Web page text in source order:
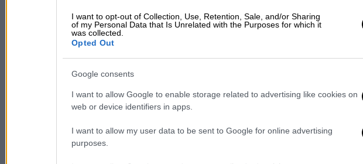
I want to opt-out of Collection, Use, Retention, Sale, and/or Sharing
of my Personal Data that Is Unrelated with the Purposes for which it
was collected.
Opted Out
Google consents
I want to allow Google to enable storage related to advertising like cookies on
web or device identifiers in apps.
I want to allow my user data to be sent to Google for online advertising
purposes.